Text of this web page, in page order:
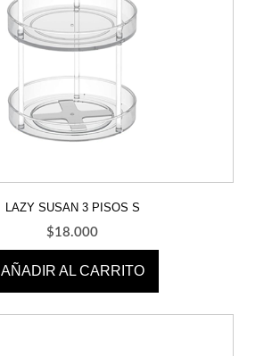
LAZY SUSAN 3 PISOS S
$18.000
AÑADIR AL CARRITO